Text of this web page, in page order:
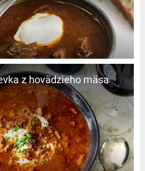
z hovädzieho mäsa